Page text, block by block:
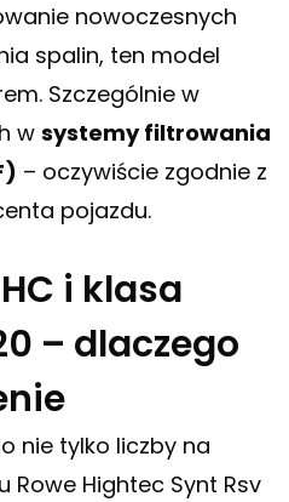
nowoczesnych
spalin, ten model
Szczególnie w
w systemy filtrowania
– oczywiście zgodnie z
pojazdu.
i klasa
– dlaczego
nie tylko liczby na
Rowe Hightec Synt Rsv